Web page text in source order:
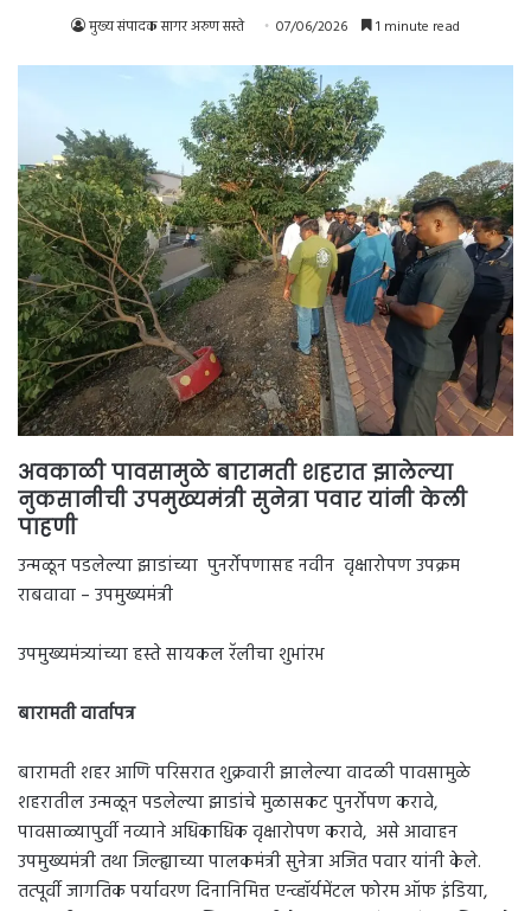
मुख्य संपादक सागर अरुण सस्ते 07/06/2026 1 minute read
अवकाळी पावसामुळे बारामती शहरात झालेल्या
नुकसानीची उपमुख्यमंत्री सुनेत्रा पवार यांनी केली
पाहणी
उन्मळून पडलेल्या झाडांच्या पुनर्रोपणासह नवीन वृक्षारोपण उपक्रम
राबवावा – उपमुख्यमंत्री
उपमुख्यमंत्र्यांच्या हस्ते सायकल रॅलीचा शुभांरभ
बारामती वार्तापत्र
बारामती शहर आणि परिसरात शुक्रवारी झालेल्या वादळी पावसामुळे
शहरातील उन्मळून पडलेल्या झाडांचे मुळासकट पुनर्रोपण करावे,
पावसाळ्यापुर्वी नव्याने अधिकाधिक वृक्षारोपण करावे, असे आवाहन
उपमुख्यमंत्री तथा जिल्ह्याच्या पालकमंत्री सुनेत्रा अजित पवार यांनी केले.
तत्पूर्वी जागतिक पर्यावरण दिनानिमित्त एन्व्हॉर्यमेंटल फोरम ऑफ इंडिया,